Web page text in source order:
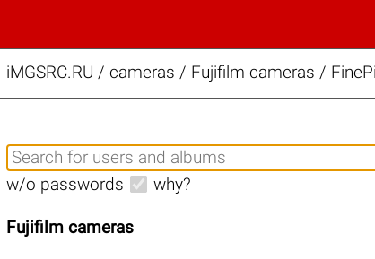
iMGSRC.RU / cameras / Fujifilm cameras /
w/o passwords why?
Fujifilm cameras